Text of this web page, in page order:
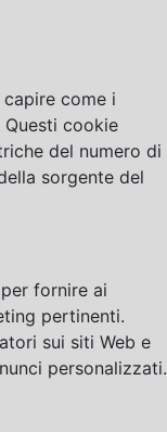
come i
cookie
del numero di
sorgente del
fornire ai
pertinenti.
sui siti Web e
personalizzati.